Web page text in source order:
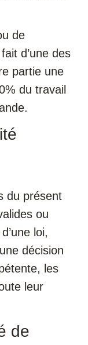
de
d’une des
partie une
du travail
du présent
ou
loi,
décision
les
leur
de